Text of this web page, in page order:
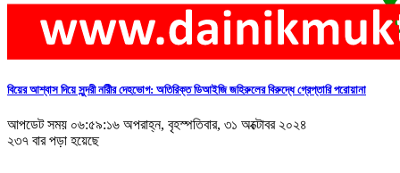
বিয়ের আশ্বাস দিয়ে সুন্দরী নরিীর দেহভোগ: অতিরিক্ত ডিআইজি জহিরুলের বিরুদ্ধে গ্রেপ্তারি পরোয়ানা
আপডেট সময় ০৬:৫৯:১৬ অপরাহ্ন, বৃহস্পতিবার, ৩১ অক্টোবর ২০২৪
২৩৭ বার পড়া হয়েছে